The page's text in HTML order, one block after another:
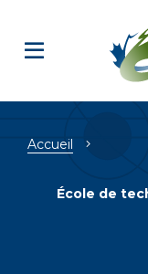
Fil
Accueil
École de